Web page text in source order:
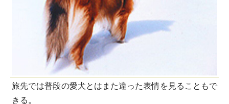
旅先では普段の愛犬とはまた違った表情を見ることもで
きる。